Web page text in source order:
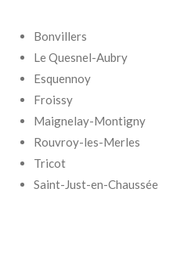
Bonvillers
Le Quesnel-Aubry
Esquennoy
Froissy
Maignelay-Montigny
Rouvroy-les-Merles
Tricot
Saint-Just-en-Chaussée